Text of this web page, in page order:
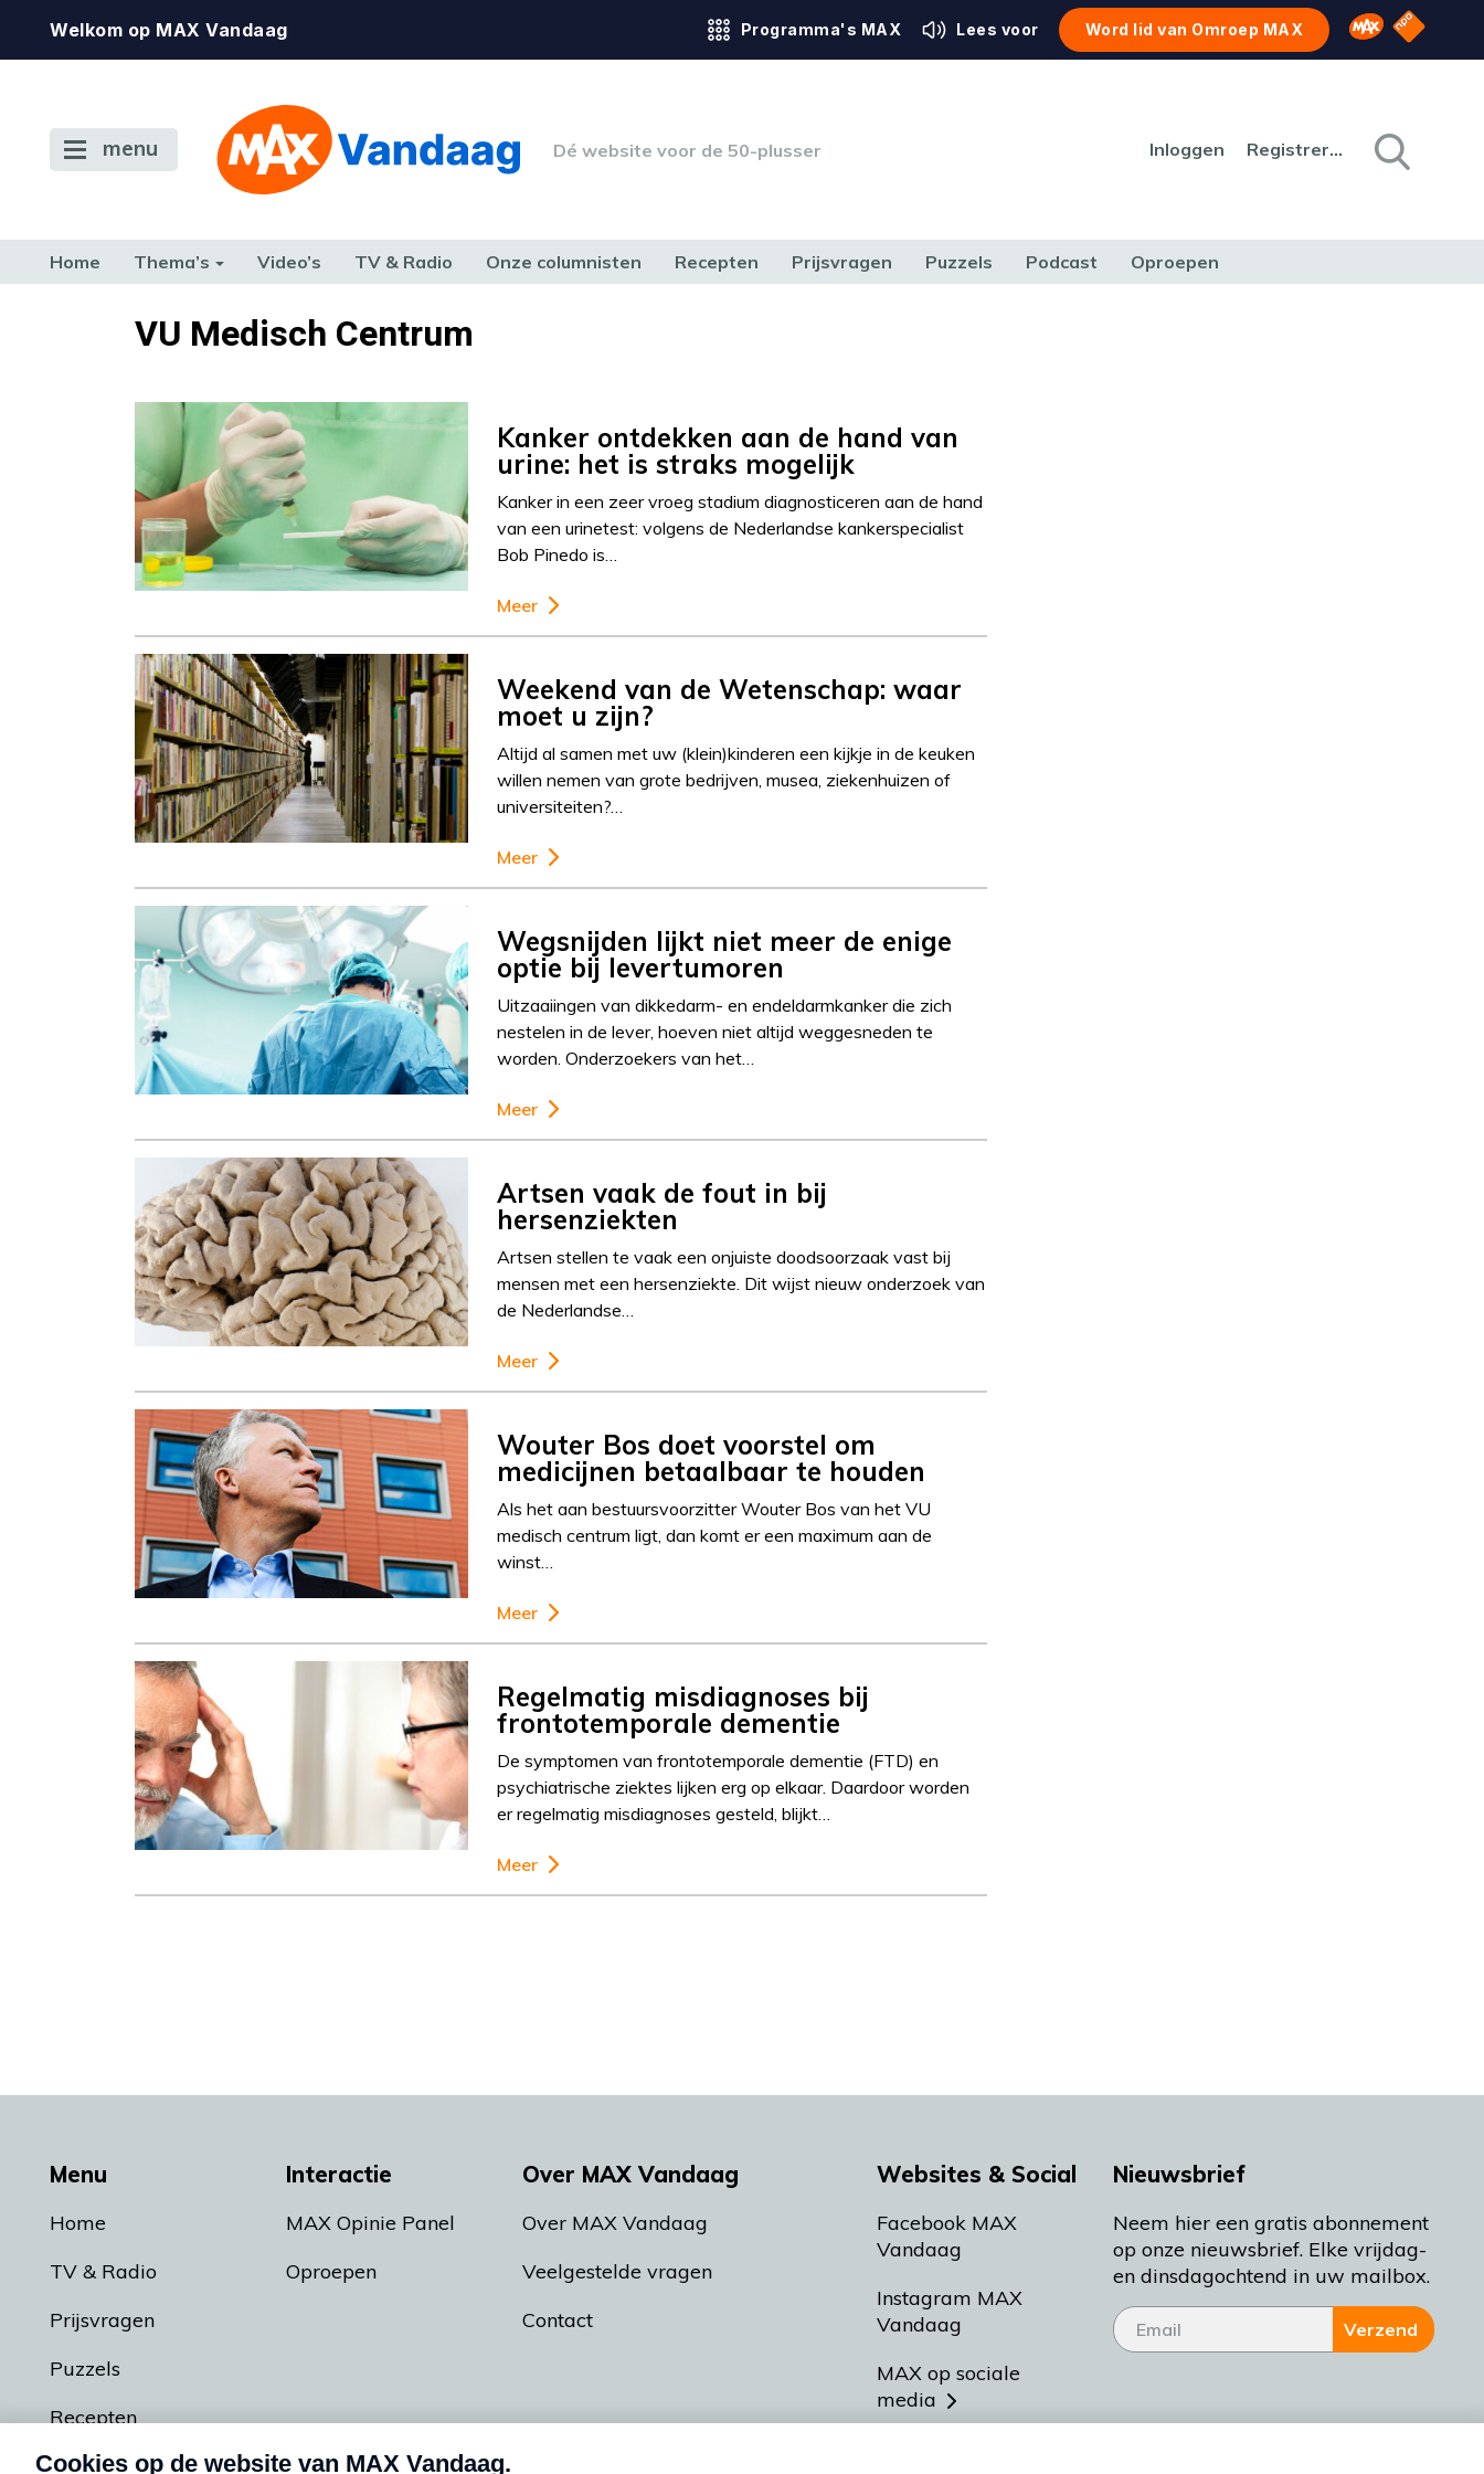
Welkom op MAX Vandaag Programma's MAX Lees voor Word lid van Omroep MAX Omroep MAX
NPO
menu Dé website voor de 50-plusser Inloggen Registreren
Home Thema’s Video’s TV & Radio Onze columnisten Recepten Prijsvragen Puzzels Podcast Oproepen
TERUG NAAR TOENVU Medisch Centrum
Kanker ontdekken aan de hand van
urine: het is straks mogelijk
Kanker in een zeer vroeg stadium diagnosticeren aan de hand
van een urinetest: volgens de Nederlandse kankerspecialist
Bob Pinedo is…
Meer
Weekend van de Wetenschap: waar
moet u zijn?
Altijd al samen met uw (klein)kinderen een kijkje in de keuken
willen nemen van grote bedrijven, musea, ziekenhuizen of
universiteiten?…
Meer
Wegsnijden lijkt niet meer de enige
optie bij levertumoren
Uitzaaiingen van dikkedarm- en endeldarmkanker die zich
nestelen in de lever, hoeven niet altijd weggesneden te
worden. Onderzoekers van het…
Meer
Artsen vaak de fout in bij
hersenziekten
Artsen stellen te vaak een onjuiste doodsoorzaak vast bij
mensen met een hersenziekte. Dit wijst nieuw onderzoek van
de Nederlandse…
Meer
Wouter Bos doet voorstel om
medicijnen betaalbaar te houden
Als het aan bestuursvoorzitter Wouter Bos van het VU
medisch centrum ligt, dan komt er een maximum aan de
winst…
Meer
Regelmatig misdiagnoses bij
frontotemporale dementie
De symptomen van frontotemporale dementie (FTD) en
psychiatrische ziektes lijken erg op elkaar. Daardoor worden
er regelmatig misdiagnoses gesteld, blijkt…
Meer
Menu
Home
TV & Radio
Prijsvragen
Puzzels
Recepten
Podcasts
Interactie
MAX Opinie Panel
Oproepen
Over MAX Vandaag
Over MAX Vandaag
Veelgestelde vragen
Contact
Websites & Social
Facebook MAX
Vandaag
Instagram MAX
Vandaag
MAX op sociale
media
Nieuwsbrief
Neem hier een gratis abonnement
op onze nieuwsbrief. Elke vrijdag-
en dinsdagochtend in uw mailbox.
Verzend